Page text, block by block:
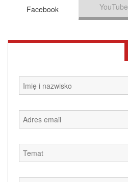
Facebook YouTube